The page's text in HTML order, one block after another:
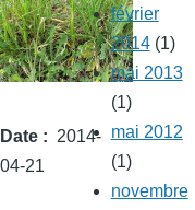
Date
2014-
04-21
février
2014(1)
mai 2013
(1)
mai 2012
(1)
novembre